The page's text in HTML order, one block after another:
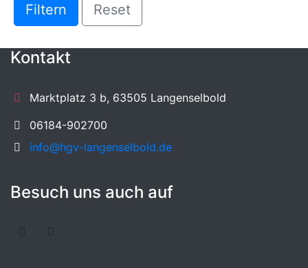
Filtern Reset
Kontakt
Marktplatz 3 b, 63505 Langenselbold
06184-902700
info@hgv-langenselbold.de
Besuch uns auch auf